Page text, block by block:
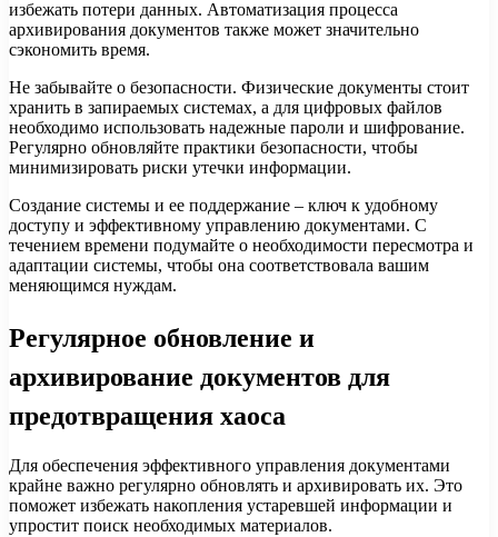
избежать потери данных. Автоматизация процесса
архивирования документов также может значительно
сэкономить время.
Не забывайте о безопасности. Физические документы стоит
хранить в запираемых системах, а для цифровых файлов
необходимо использовать надежные пароли и шифрование.
Регулярно обновляйте практики безопасности, чтобы
минимизировать риски утечки информации.
Создание системы и ее поддержание – ключ к удобному
доступу и эффективному управлению документами. С
течением времени подумайте о необходимости пересмотра и
адаптации системы, чтобы она соответствовала вашим
меняющимся нуждам.
Регулярное обновление и
архивирование документов для
предотвращения хаоса
Для обеспечения эффективного управления документами
крайне важно регулярно обновлять и архивировать их. Это
поможет избежать накопления устаревшей информации и
упростит поиск необходимых материалов.